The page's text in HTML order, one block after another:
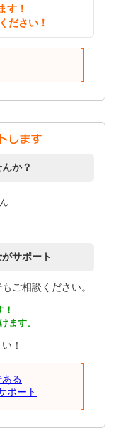
す！
ださい！
か？
サポート
ご相談ください。
ます。
！
る
ポート